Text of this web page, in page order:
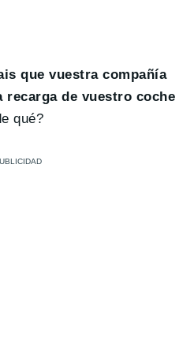
que vuestra compañía
de vuestro coche
qué?